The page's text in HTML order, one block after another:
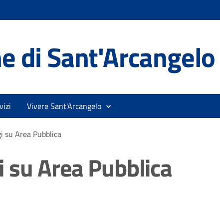
di Sant'Arcangelo
Vivere Sant'Arcangelo
su Area Pubblica
Area Pubblica